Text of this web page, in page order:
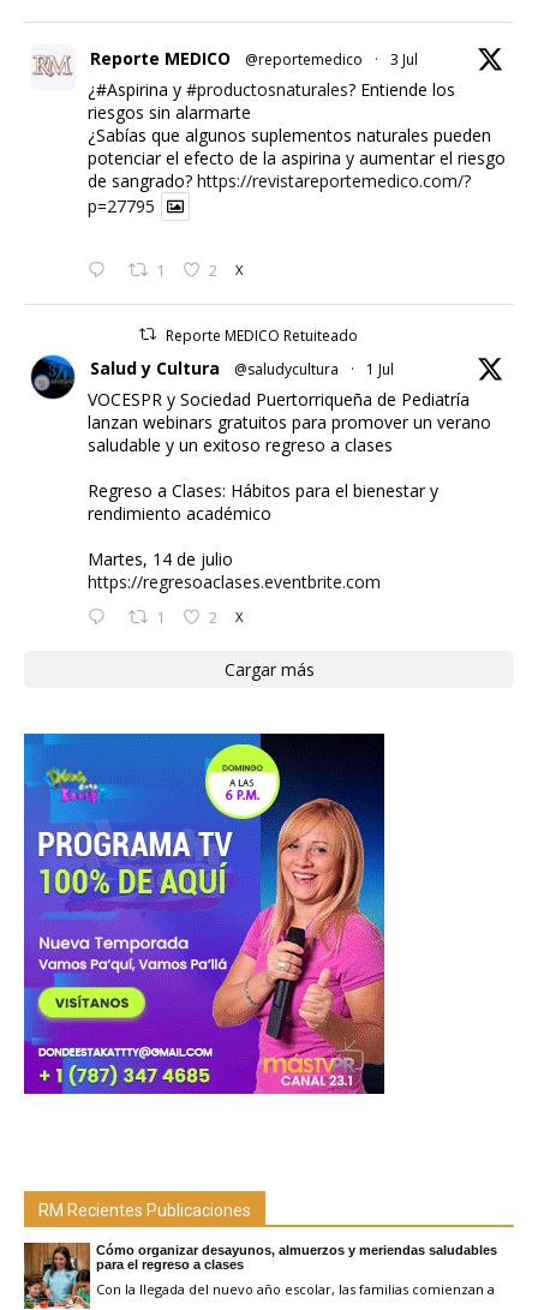
Reporte MEDICO @reportemedico · 3 Jul
¿#Aspirina y #productosnaturales? Entiende los
riesgos sin alarmarte
¿Sabías que algunos suplementos naturales pueden
potenciar el efecto de la aspirina y aumentar el riesgo
de sangrado? https://revistareportemedico.com/?
p=27795
1 2 X
Reporte MEDICO Retuiteado
Salud y Cultura @saludycultura · 1 Jul
VOCESPR y Sociedad Puertorriqueña de Pediatría
lanzan webinars gratuitos para promover un verano
saludable y un exitoso regreso a clases
Regreso a Clases: Hábitos para el bienestar y
rendimiento académico
Martes, 14 de julio
https://regresoaclases.eventbrite.com
1 2 X
Cargar más
RM Recientes Publicaciones
Cómo organizar desayunos, almuerzos y meriendas saludables
para el regreso a clases
Con la llegada del nuevo año escolar, las familias comienzan a